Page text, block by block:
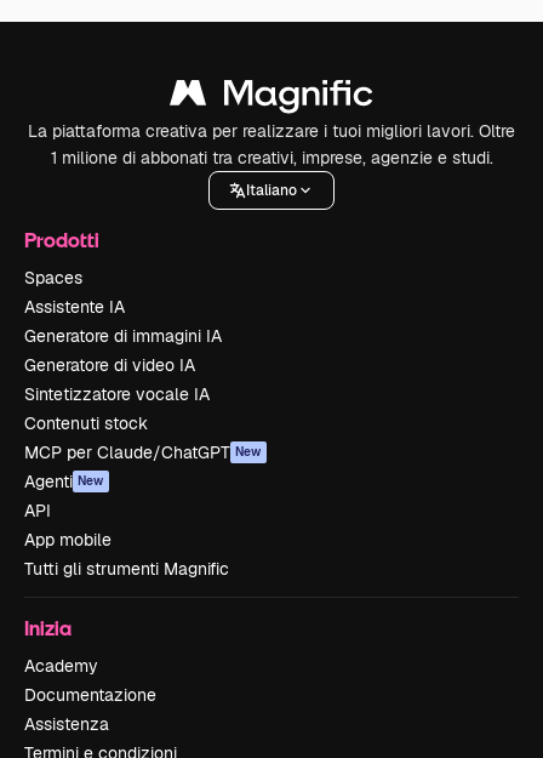
La piattaforma creativa per realizzare i tuoi migliori lavori. Oltre
1 milione di abbonati tra creativi, imprese, agenzie e studi.
Italiano
Prodotti
Spaces
Assistente IA
Generatore di immagini IA
Generatore di video IA
Sintetizzatore vocale IA
Contenuti stock
MCP per Claude/ChatGPT New
Agenti New
API
App mobile
Tutti gli strumenti Magnific
Inizia
Academy
Documentazione
Assistenza
Termini e condizioni